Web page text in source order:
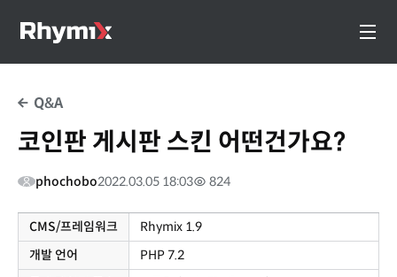
Q&A
코인판 게시판 스킨 어떤건가요?
phochobo2022.03.05 18:03 824
CMS/프레임워크
Rhymix 1.9
개발 언어
PHP 7.2